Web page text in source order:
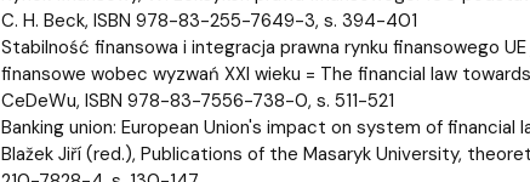
C. H. Beck, ISBN 978-83-255-7649-3, s. 394-401
Stabilność finansowa i integracja prawna rynku finansowego
finansowe wobec wyzwań XXI wieku = The financial law
CeDeWu, ISBN 978-83-7556-738-0, s. 511-521
Banking union: European Union's impact on system of
Blažek Jiří (red.), Publications of the Masaryk University,